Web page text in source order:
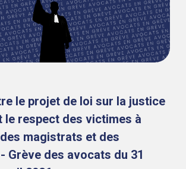
le projet de loi sur la justice
le respect des victimes à
magistrats et des
Grève des avocats du 31